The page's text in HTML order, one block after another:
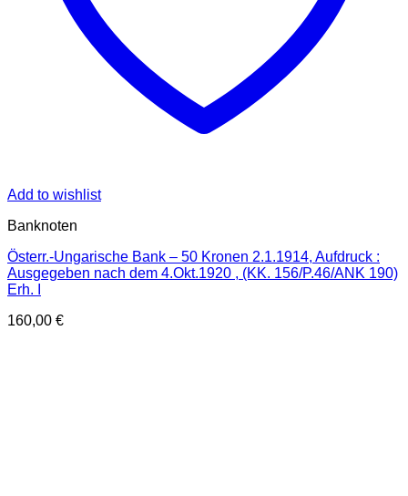
Add to wishlist
Banknoten
Österr.-Ungarische Bank – 50 Kronen 2.1.1914, Aufdruck :
Ausgegeben nach dem 4.Okt.1920 , (KK. 156/P.46/ANK 190)
Erh. I
160,00 €